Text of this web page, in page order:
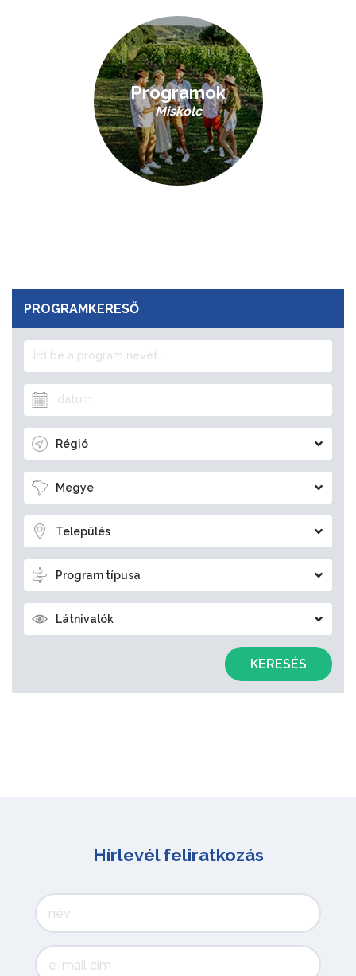
Programok
Miskolc
PROGRAMKERESŐ
Régió
Megye
Település
Program típusa
Látnivalók
KERESÉS
Hírlevél feliratkozás